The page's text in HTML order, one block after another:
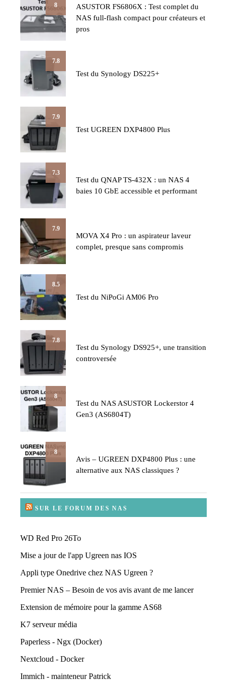
8
ASUSTOR FS6806X : Test complet du
NAS full-flash compact pour créateurs et
pros
7.8
Test du Synology DS225+
7.9
Test UGREEN DXP4800 Plus
7.3
Test du QNAP TS-432X : un NAS 4
baies 10 GbE accessible et performant
7.9
MOVA X4 Pro : un aspirateur laveur
complet, presque sans compromis
8.5
Test du NiPoGi AM06 Pro
7.8
Test du Synology DS925+, une transition
controversée
8
Test du NAS ASUSTOR Lockerstor 4
Gen3 (AS6804T)
8
Avis – UGREEN DXP4800 Plus : une
alternative aux NAS classiques ?
SUR LE FORUM DES NAS
WD Red Pro 26To
Mise a jour de l'app Ugreen nas IOS
Appli type Onedrive chez NAS Ugreen ?
Premier NAS – Besoin de vos avis avant de me lancer
Extension de mémoire pour la gamme AS68
K7 serveur média
Paperless - Ngx (Docker)
Nextcloud - Docker
Immich - mainteneur Patrick